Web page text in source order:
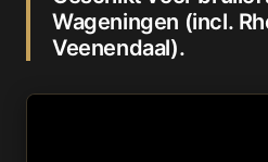
Wageningen (incl.
Veenendaal).